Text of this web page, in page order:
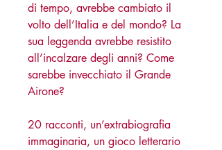
di tempo, avrebbe cambiato il
volto dell’Italia e del mondo? La
sua leggenda avrebbe resistito
all’incalzare degli anni? Come
sarebbe invecchiato il Grande
Airone?
20 racconti, un’extrabiografia
immaginaria, un gioco letterario